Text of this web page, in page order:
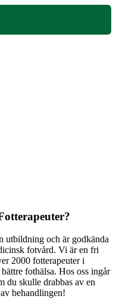
utbildning och är godkända
fotvård. Vi är en fri
2000 fotterapeuter i
fothälsa. Hos oss ingår
du skulle drabbas av en
behandlingen!